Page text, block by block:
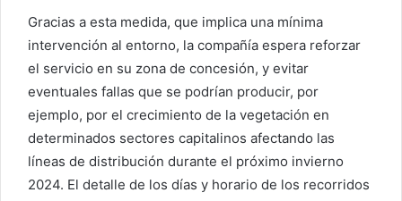
Gracias a esta medida, que implica una mínima
intervención al entorno, la compañía espera reforzar
el servicio en su zona de concesión, y evitar
eventuales fallas que se podrían producir, por
ejemplo, por el crecimiento de la vegetación en
determinados sectores capitalinos afectando las
líneas de distribución durante el próximo invierno
2024. El detalle de los días y horario de los recorridos